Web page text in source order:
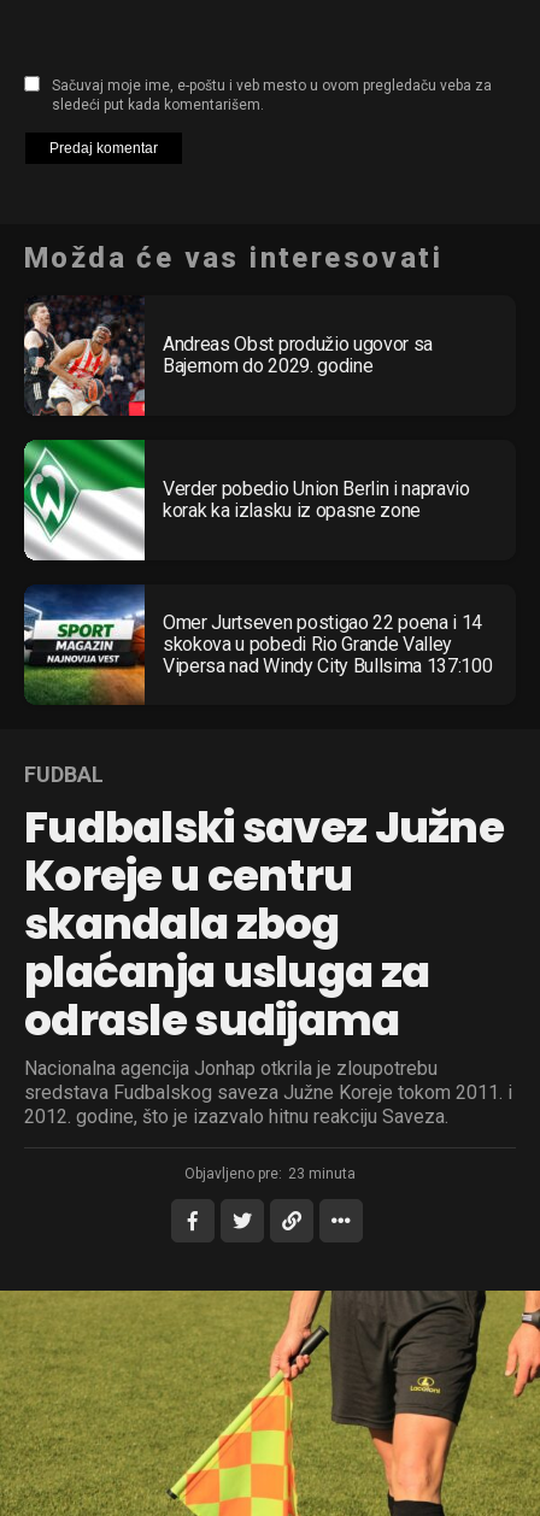
Sačuvaj moje ime, e-poštu i veb mesto u ovom pregledaču veba za
sledeći put kada komentarišem.
Možda će vas interesovati
Andreas Obst produžio ugovor sa
Bajernom do 2029. godine
Verder pobedio Union Berlin i napravio
korak ka izlasku iz opasne zone
Omer Jurtseven postigao 22 poena i 14
skokova u pobedi Rio Grande Valley
Vipersa nad Windy City Bullsima 137:100
FUDBAL
Fudbalski savez Južne
Koreje u centru
skandala zbog
plaćanja usluga za
odrasle sudijama
Nacionalna agencija Jonhap otkrila je zloupotrebu
sredstava Fudbalskog saveza Južne Koreje tokom 2011. i
2012. godine, što je izazvalo hitnu reakciju Saveza.
Objavljeno pre: 23 minuta